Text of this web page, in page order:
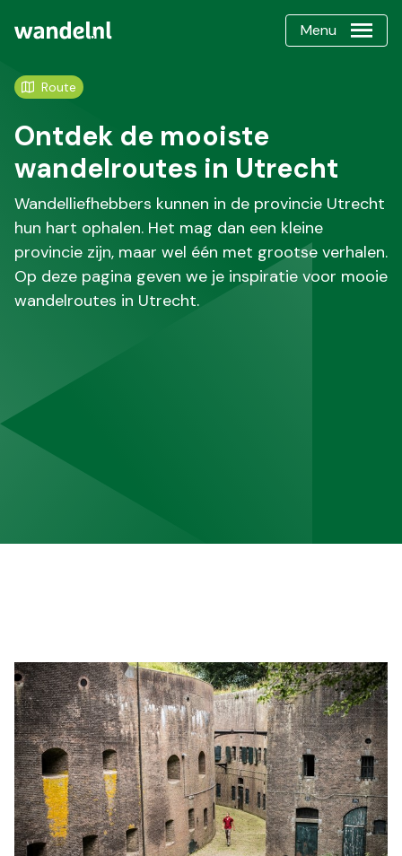
Menu
Route
Ontdek de mooiste
wandelroutes in Utrecht
Wandelliefhebbers kunnen in de provincie Utrecht
hun hart ophalen. Het mag dan een kleine
provincie zijn, maar wel één met grootse verhalen.
Op deze pagina geven we je inspiratie voor mooie
wandelroutes in Utrecht.